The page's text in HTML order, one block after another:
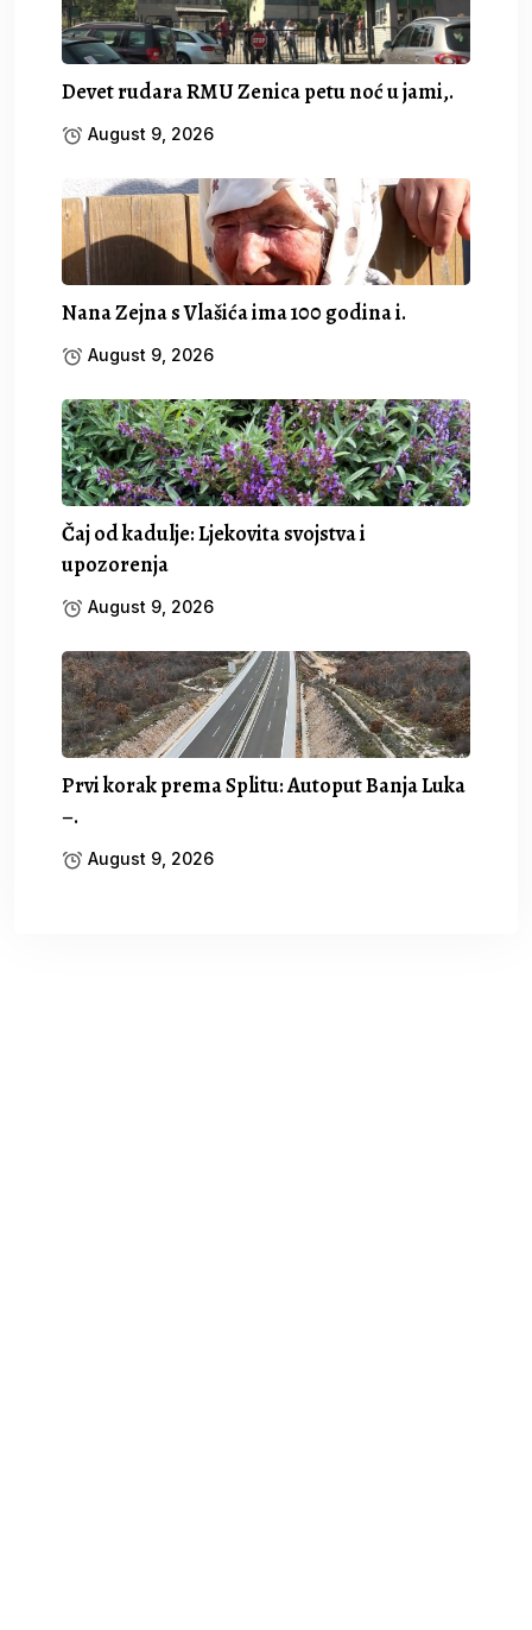
Devet rudara RMU Zenica petu noć u jami,.
August 9, 2026
Nana Zejna s Vlašića ima 100 godina i.
August 9, 2026
Čaj od kadulje: Ljekovita svojstva i
upozorenja
August 9, 2026
Prvi korak prema Splitu: Autoput Banja Luka
–.
August 9, 2026